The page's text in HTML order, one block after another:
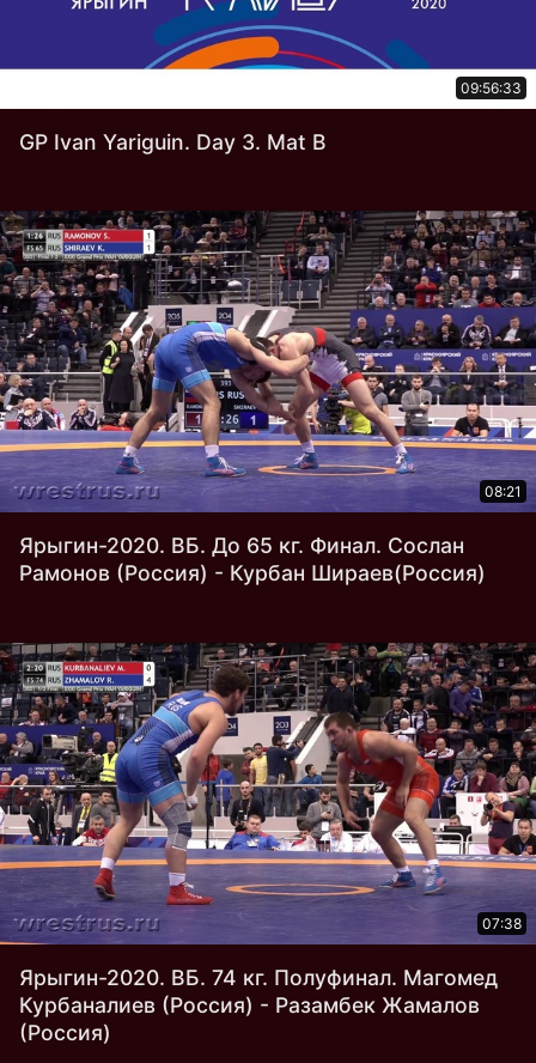
09:56:33
GP Ivan Yariguin. Day 3. Mat B
08:21
Ярыгин-2020. ВБ. До 65 кг. Финал. Сослан
Рамонов (Россия) - Курбан Шираев(Россия)
07:38
Ярыгин-2020. ВБ. 74 кг. Полуфинал. Магомед
Курбаналиев (Россия) - Разамбек Жамалов
(Россия)